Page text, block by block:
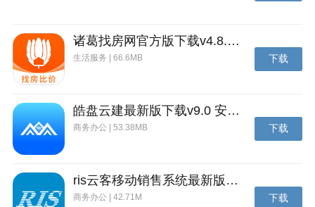
诸葛找房网官方版下载v4.8.1.1 安卓最新版
生活服务 | 66.6MB 下载
皓盘云建最新版下载v9.0 安卓版
商务办公 | 53.38MB 下载
ris云客移动销售系统最新版下载v1.1.25 安卓手机版
商务办公 | 42.71M 下载